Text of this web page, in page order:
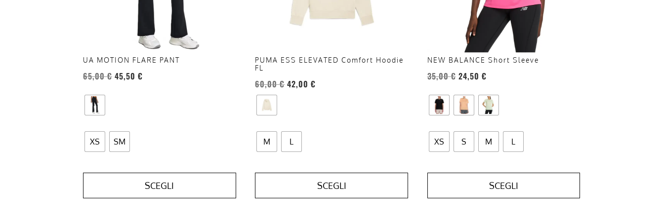
UA MOTION FLARE PANT
65,00€ 45,50 €
XS SM
SCEGLI
del
prodotto
PUMA ESS ELEVATED Comfort Hoodie
FL
60,00€ 42,00€
M L
SCEGLI
del
prodotto
NEW BALANCE Short Sleeve
35,00€ 24,50 €
XS S M L
SCEGLI
del
prodotto